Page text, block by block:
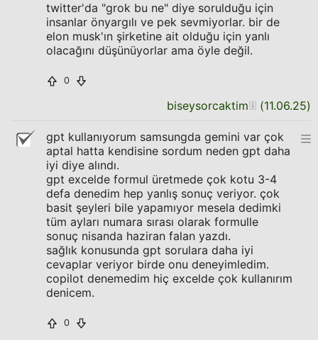
twitter'da "grok bu ne" diye sorulduğu için
insanlar önyargılı ve pek sevmiyorlar. bir de
elon musk'ın şirketine ait olduğu için yanlı
olacağını düşünüyorlar ama öyle değil.
0
biseysorcaktim (11.06.25)
gpt kullanıyorum samsungda gemini var çok
aptal hatta kendisine sordum neden gpt daha
iyi diye alındı.
gpt excelde formul üretmede çok kotu 3-4
defa denedim hep yanlış sonuç veriyor. çok
basit şeyleri bile yapamıyor mesela dedimki
tüm ayları numara sırası olarak formulle
sonuç nisanda haziran falan yazdı.
sağlık konusunda gpt sorulara daha iyi
cevaplar veriyor birde onu deneyimledim.
copilot denemedim hiç excelde çok kullanırım
denicem.
0